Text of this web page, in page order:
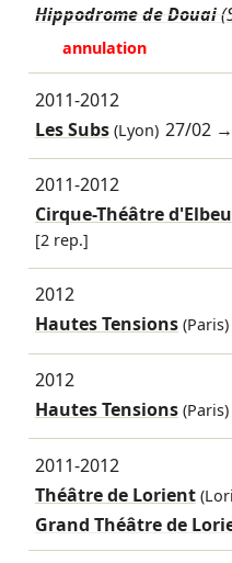
Hippodrome de Douai
annulation
2011-2012
Les Subs(Lyon) 27/02
2011-2012
Cirque-Théâtre
[2 rep.]
2012
Hautes Tensions(Paris)
2012
Hautes Tensions(Paris)
2011-2012
Théâtre de Lorient
Grand Théâtre de